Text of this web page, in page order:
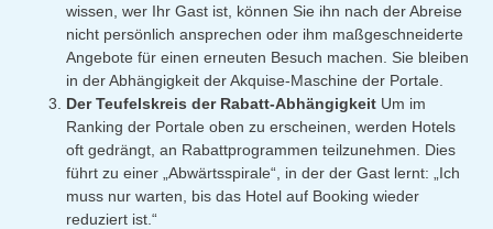
wissen, wer Ihr Gast ist, können Sie ihn nach der Abreise
nicht persönlich ansprechen oder ihm maßgeschneiderte
Angebote für einen erneuten Besuch machen. Sie bleiben
in der Abhängigkeit der Akquise-Maschine der Portale.
Der Teufelskreis der Rabatt-Abhängigkeit Um im
Ranking der Portale oben zu erscheinen, werden Hotels
oft gedrängt, an Rabattprogrammen teilzunehmen. Dies
führt zu einer „Abwärtsspirale“, in der der Gast lernt: „Ich
muss nur warten, bis das Hotel auf Booking wieder
reduziert ist.“